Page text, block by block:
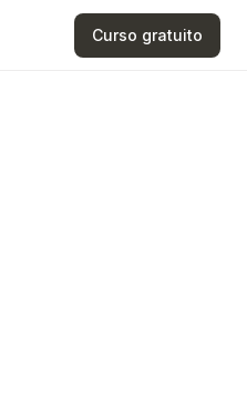
Curso gratuito